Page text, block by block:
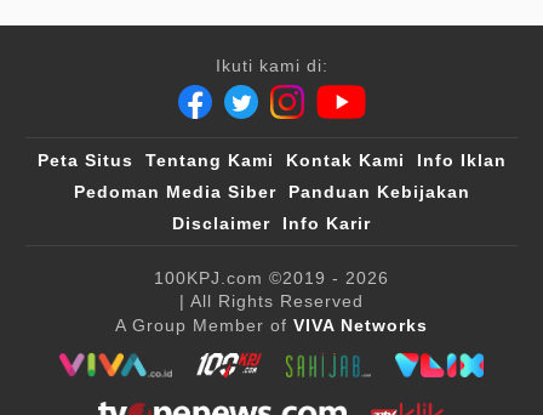
Ikuti kami di:
Peta Situs Tentang Kami Kontak Kami
Info Iklan
Pedoman Media Siber
Panduan Kebijakan
Disclaimer
Info Karir
100KPJ.com ©2019 - 2026
| All Rights Reserved
A Group Member of VIVA Networks